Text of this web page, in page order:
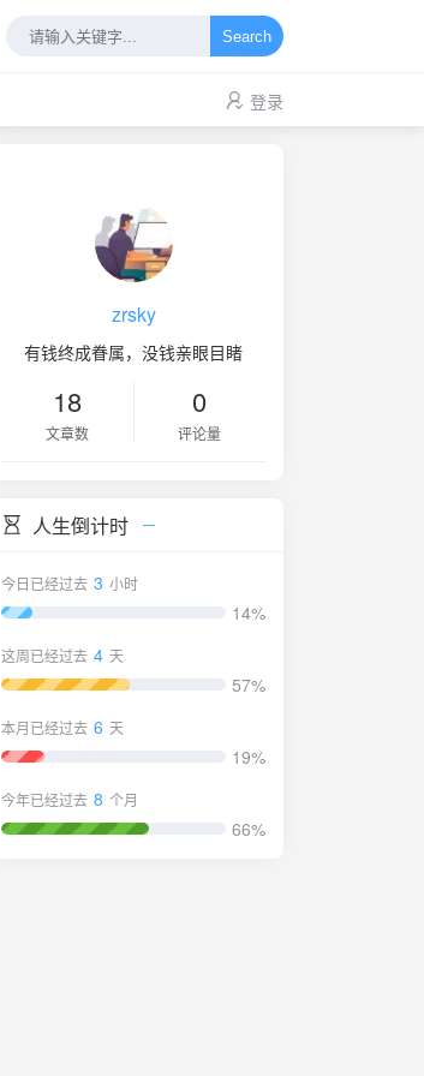
Search
登录
zrsky
有钱终成眷属，没钱亲眼目睹
18
文章数
0
评论量
人生倒计时
今日已经过去 3 小时
14%
这周已经过去 4 天
57%
本月已经过去 6 天
19%
今年已经过去 8 个月
66%